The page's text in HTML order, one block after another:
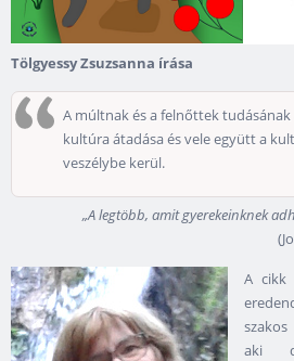
Tölgyessy Zsuzsanna írása
A múltnak és a felnőttek tudásának
kultúra átadása és vele együtt a
veszélybe kerül.
„A legtöbb, amit gyerekeinknek
A cikk
aki